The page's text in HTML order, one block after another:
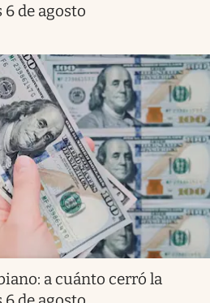
de agosto
a cuánto cerró la